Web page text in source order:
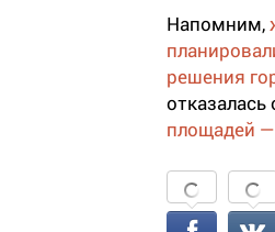
Напомним,
решения
отказалась
площадей